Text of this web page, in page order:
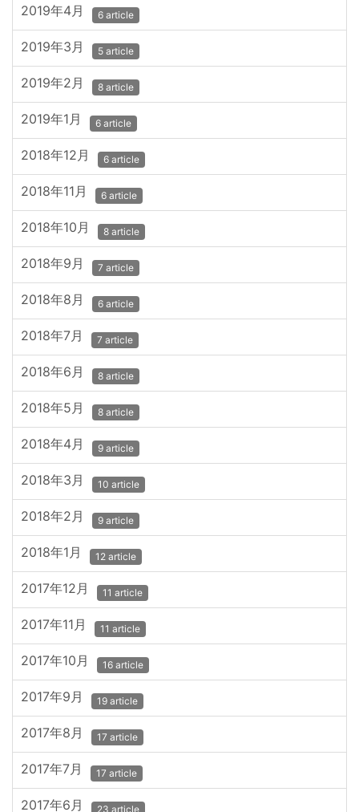
2019年4月 6 article
2019年3月 5 article
2019年2月 8 article
2019年1月 6 article
2018年12月 6 article
2018年11月 6 article
2018年10月 8 article
2018年9月 7 article
2018年8月 6 article
2018年7月 7 article
2018年6月 8 article
2018年5月 8 article
2018年4月 9 article
2018年3月 10 article
2018年2月 9 article
2018年1月 12 article
2017年12月 11 article
2017年11月 11 article
2017年10月 16 article
2017年9月 19 article
2017年8月 17 article
2017年7月 17 article
2017年6月 23 article